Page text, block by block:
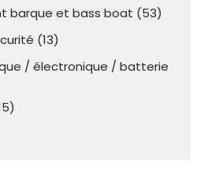
barque et bass boat (53)
(13)
/ électronique / batterie